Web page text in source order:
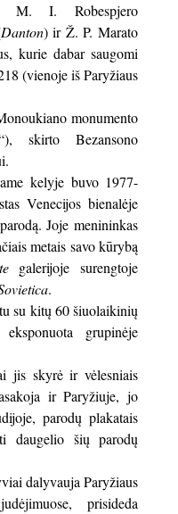
M. I. Robespjero
Danton) ir Ž. P. Marato
kurie dabar saugomi
(vienoje iš Paryžiaus
monumento
skirto Bezansono
kelyje buvo 1977-
Venecijos bienalėje
Joje menininkas
metais savo kūrybą
galerijoje surengtoje
.
su kitų 60 šiuolaikinių
grupinėje
jis skyrė ir vėlesniais
ir Paryžiuje, jo
parodų plakatais
daugelio šių parodų
dalyvauja Paryžiaus
prisideda